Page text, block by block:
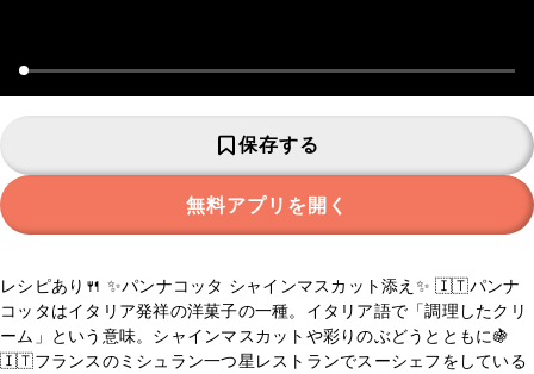
保存する
無料アプリを開く
レシピあり🍴 ✨パンナコッタ シャインマスカット添え✨ 🇮🇹パンナ
コッタはイタリア発祥の洋菓子の一種。イタリア語で「調理したクリ
ーム」という意味。シャインマスカットや彩りのぶどうとともに🍇
🇮🇹フランスのミシュラン一つ星レストランでスーシェフをしている